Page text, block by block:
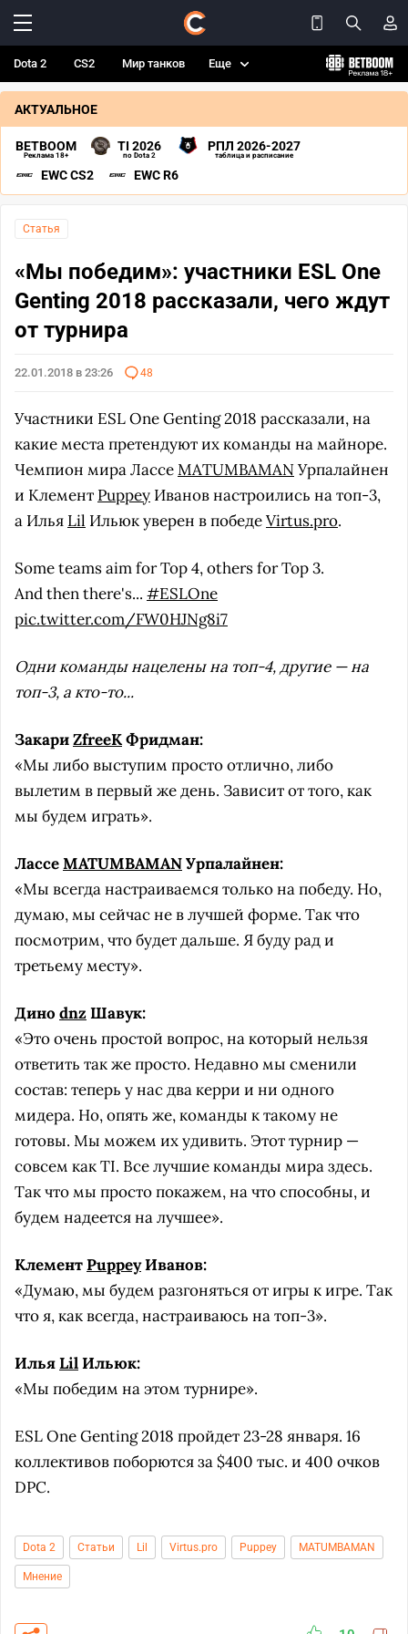
Dota 2 CS2 Мир танков Еще
АКТУАЛЬНОЕ
BETBOOM
Реклама 18+
TI 2026
по Dota 2
РПЛ 2026-2027
таблица и расписание
EWC CS2 EWC R6
Статья
«Мы победим»: участники ESL One
Genting 2018 рассказали, чего ждут
от турнира
22.01.2018 в 23:26 48
Участники ESL One Genting 2018 рассказали, на
какие места претендуют их команды на майноре.
Чемпион мира ЛассеMATUMBAMANУрпалайнен
и Клемент Puppey Иванов настроились на топ-3,
а Илья Lil Ильюк уверен в победеVirtus.pro.
Some teams aim for Top 4, others for Top 3.
And then there's... #ESLOne
pic.twitter.com/FW0HJNg8i7
Одни команды нацелены на топ-4, другие — на
топ-3, а кто-то...
ЗакариZfreeKФридман:
«Мы либо выступим просто отлично, либо
вылетим в первый же день. Зависит от того, как
мы будем играть».
ЛассеMATUMBAMANУрпалайнен:
«Мы всегда настраиваемся только на победу. Но,
думаю, мы сейчас не в лучшей форме. Так что
посмотрим, что будет дальше. Я буду рад и
третьему месту».
Дино dnzШавук:
«Это очень простой вопрос, на который нельзя
ответить так же просто. Недавно мы сменили
состав: теперь у нас два керри и ни одного
мидера. Но, опять же, команды к такому не
готовы. Мы можем их удивить. Этот турнир —
совсем как TI. Все лучшие команды мира здесь.
Так что мы просто покажем, на что способны, и
будем надеется на лучшее».
КлементPuppeyИванов:
«Думаю, мы будем разгоняться от игры к игре. Так
что я, как всегда, настраиваюсь на топ-3».
ИльяLilИльюк:
«Мы победим на этом турнире».
ESL One Genting 2018 пройдет 23-28 января. 16
коллективов поборются за $400 тыс. и 400 очков
DPC.
Dota 2 Статьи Lil Virtus.pro Puppey MATUMBAMAN
Мнение